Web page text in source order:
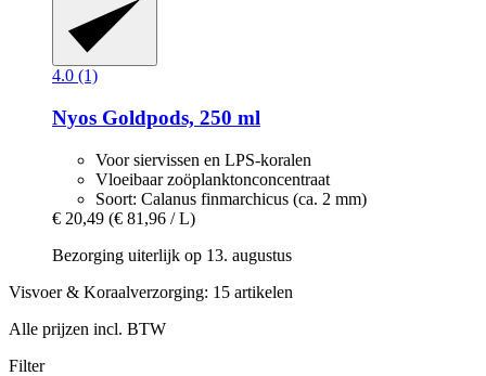
4.0 (1)
Nyos Goldpods, 250 ml
Voor siervissen en LPS-koralen
Vloeibaar zoöplanktonconcentraat
Soort: Calanus finmarchicus (ca. 2 mm)
€ 20,49 (€ 81,96 / L)
Bezorging uiterlijk op 13. augustus
Visvoer & Koraalverzorging: 15 artikelen
Alle prijzen incl. BTW
Filter